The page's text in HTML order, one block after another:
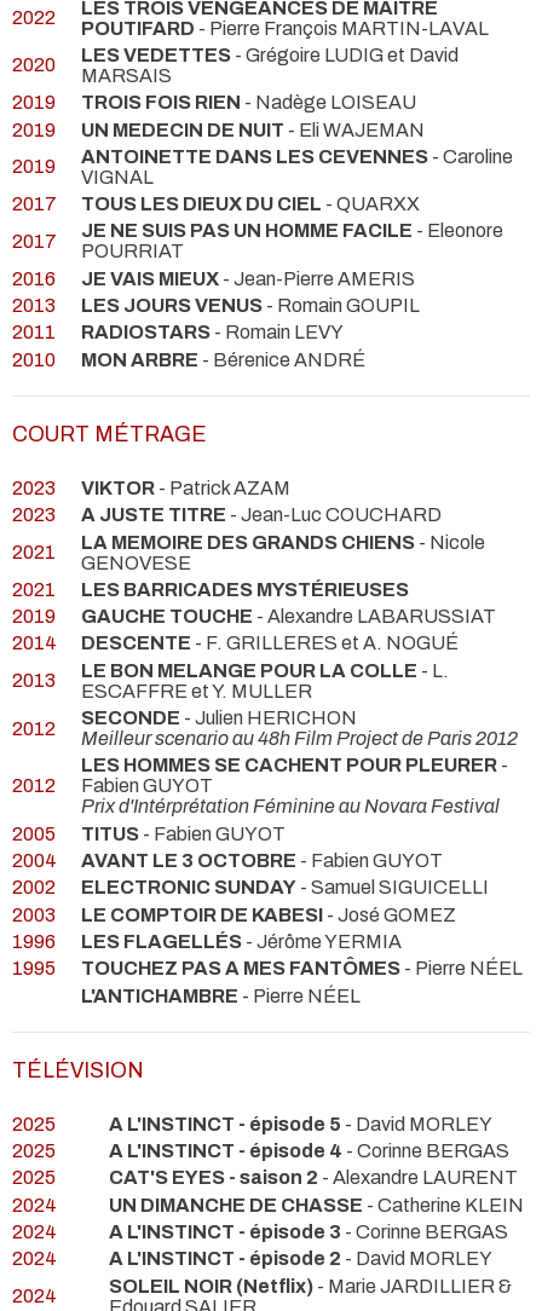
2022
LES TROIS VENGEANCES DE MAITRE
POUTIFARD - Pierre François MARTIN-LAVAL
2020
LES VEDETTES - Grégoire LUDIG et David
MARSAIS
2019
TROIS FOIS RIEN - Nadège LOISEAU
2019
UN MEDECIN DE NUIT - Eli WAJEMAN
2019
ANTOINETTE DANS LES CEVENNES - Caroline
VIGNAL
2017
TOUS LES DIEUX DU CIEL - QUARXX
2017
JE NE SUIS PAS UN HOMME FACILE - Eleonore
POURRIAT
2016
JE VAIS MIEUX - Jean-Pierre AMERIS
2013
LES JOURS VENUS - Romain GOUPIL
2011
RADIOSTARS - Romain LEVY
2010
MON ARBRE - Bérenice ANDRÉ
COURT MÉTRAGE
2023 VIKTOR - Patrick AZAM
2023
A JUSTE TITRE - Jean-Luc COUCHARD
2021
LA MEMOIRE DES GRANDS CHIENS - Nicole
GENOVESE
2021
LES BARRICADES MYSTÉRIEUSES
2019
GAUCHE TOUCHE - Alexandre LABARUSSIAT
2014
DESCENTE - F. GRILLERES et A. NOGUÉ
2013
LE BON MELANGE POUR LA COLLE - L.
ESCAFFRE et Y. MULLER
2012
SECONDE - Julien HERICHON
Meilleur scenario au 48h Film Project de Paris 2012
2012
LES HOMMES SE CACHENT POUR PLEURER -
Fabien GUYOT
Prix d'Intérprétation Féminine au Novara Festival
2005
TITUS - Fabien GUYOT
2004
AVANT LE 3 OCTOBRE - Fabien GUYOT
2002
ELECTRONIC SUNDAY - Samuel SIGUICELLI
2003
LE COMPTOIR DE KABESI - José GOMEZ
1996
LES FLAGELLÉS - Jérôme YERMIA
1995
TOUCHEZ PAS A MES FANTÔMES - Pierre NÉEL
L'ANTICHAMBRE - Pierre NÉEL
TÉLÉVISION
2025 A L'INSTINCT - épisode 5 - David MORLEY
2025
A L'INSTINCT - épisode 4 - Corinne BERGAS
2025
CAT'S EYES - saison 2 - Alexandre LAURENT
2024
UN DIMANCHE DE CHASSE - Catherine KLEIN
2024
A L'INSTINCT - épisode 3 - Corinne BERGAS
2024
A L'INSTINCT - épisode 2 - David MORLEY
2024
SOLEIL NOIR (Netflix) - Marie JARDILLIER &
Edouard SALIER